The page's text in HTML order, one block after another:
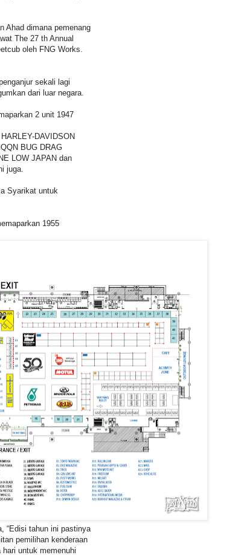
Ahad dimana pemenang
The 27 th Annual
oleh FNG Works.
sekali lagi
dari luar negara.
2 unit 1947
DAVIDSON
BUG DRAG
LOW JAPAN dan
juga.
Syarikat untuk
1955
“Edisi tahun ini pastinya
pemilihan kenderaan
untuk memenuhi